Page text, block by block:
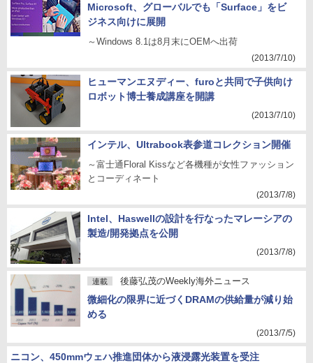
Microsoft、グローバルでも「Surface」をビ
ジネス向けに展開
～Windows 8.1は8月末にOEMへ出荷
(2013/7/10)
ヒューマンエヌディー、furoと共同で子供向け
ロボット博士養成講座を開講
(2013/7/10)
インテル、Ultrabook表参道コレクション開催
～富士通Floral Kissなど各機種が女性ファッション
とコーディネート
(2013/7/8)
Intel、Haswellの設計を行なったマレーシアの
製造/開発拠点を公開
(2013/7/8)
連載 後藤弘茂のWeekly海外ニュース
微細化の限界に近づくDRAMの供給量が減り始
める
(2013/7/5)
ニコン、450mmウェハ推進団体から液浸露光装置を受注